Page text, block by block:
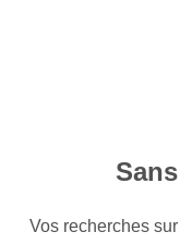
Vos recherches